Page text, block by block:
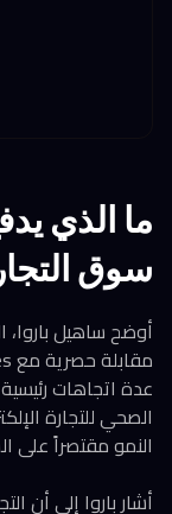
سوق
عدة اتجاهات
الصحي للتجارة
النمو مقتصراً
أشار باروا إلى أن